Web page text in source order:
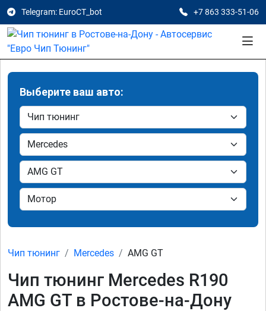
Telegram: EuroCT_bot +7 863 333-51-06
Выберите ваш авто:
Чип тюнинг Mercedes AMG GT
Чип тюнинг Mercedes R190
AMG GT в Ростове-на-Дону